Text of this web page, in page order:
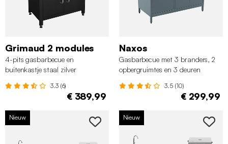
Grimaud 2 modules
4-pits gasbarbecue en
buitenkastje staal zilver
3.3 (6)
€ 389,99
Naxos
Gasbarbecue met 3 branders, 2
opbergruimtes en 3 deuren
3.5 (10)
€ 299,99
Nieuw Nieuw